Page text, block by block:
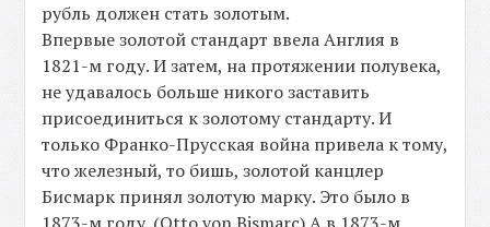
рубль должен стать золотым.
Впервые золотой стандарт ввела Англия в
1821-м году. И затем, на протяжении полувека,
не удавалось больше никого заставить
присоединиться к золотому стандарту. И
только Франко-Прусская война привела к тому,
что железный, то бишь, золотой канцлер
Бисмарк принял золотую марку. Это было в